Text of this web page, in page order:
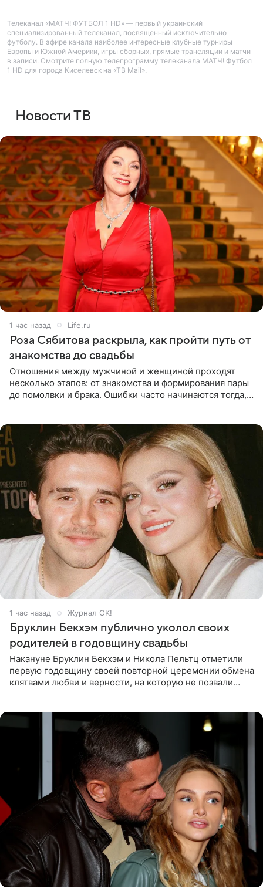
Телеканал «МАТЧ! ФУТБОЛ 1 HD» — первый украинский
специализированный телеканал, посвященный исключительно
футболу. В эфире канала наиболее интересные клубные турниры
Европы и Южной Америки, игры сборных, прямые трансляции и матчи
в записи. Смотрите полную телепрограмму телеканала МАТЧ! Футбол
1 HD для города Киселевск на «ТВ Mail».
Новости ТВ
1 час назад Life.ru
Роза Сябитова раскрыла, как пройти путь от
знакомства до свадьбы
Отношения между мужчиной и женщиной проходят
несколько этапов: от знакомства и формирования пары
до помолвки и брака. Ошибки часто начинаются тогда,
1 час назад Журнал OK!
Бруклин Бекхэм публично уколол своих
родителей в годовщину свадьбы
Накануне Бруклин Бекхэм и Никола Пельтц отметили
первую годовщину своей повторной церемонии обмена
клятвами любви и верности, на которую не позвали